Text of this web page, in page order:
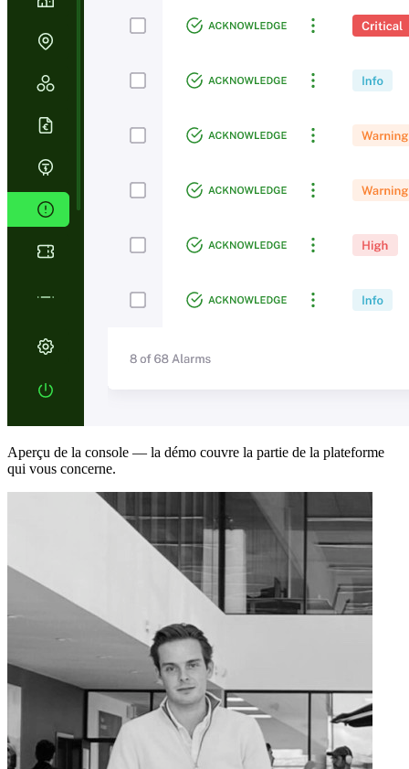
Aperçu de la console — la démo couvre la partie de la plateforme
qui vous concerne.